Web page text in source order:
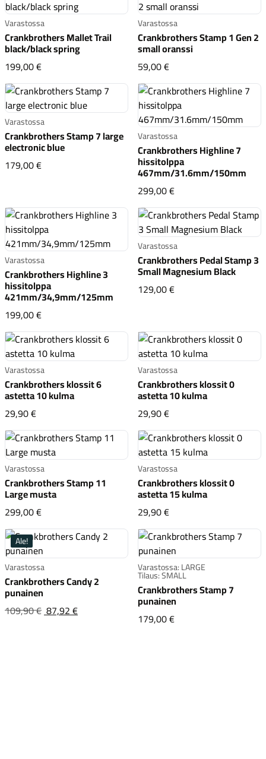
Varastossa
Crankbrothers Mallet Trail
black/black spring
199,00 €Crankbrothers Mallet Trail black/black spring
Varastossa
Crankbrothers Stamp 1 Gen 2
small oranssi
59,00 €Crankbrothers Stamp
Varastossa
Crankbrothers Stamp 7 large
electronic blue
179,00 €Crankbrothers Stamp 7 large electronic blue
Varastossa
Crankbrothers Highline 7
hissitolppa
467mm/31.6mm/150mm
299,00 €Crankbrothers
Varastossa
Crankbrothers Highline 3
hissitolppa
421mm/34,9mm/125mm
199,00 €Crankbrothers Highline 3 hissitolppa 421mm/
Varastossa
Crankbrothers Pedal Stamp 3
Small Magnesium Black
129,00 €Crankbrothers Pedal
Varastossa
Crankbrothers klossit 6
astetta 10 kulma
29,90 €Crankbrothers klossit 6 astetta 10 kulma
Varastossa
Crankbrothers klossit 0
astetta 10 kulma
29,90 €Crankbrothers klossit
Varastossa
Crankbrothers Stamp 11
Large musta
299,00 €Crankbrothers Stamp 11 Large musta
Varastossa
Crankbrothers klossit 0
astetta 15 kulma
29,90 €Crankbrothers klossit
Varastossa
Crankbrothers Candy 2
punainen
109,90 €87,92 €Crankbrothers Candy 2 punainen
Ale!
Varastossa: LARGE
Tilaus: SMALL
Crankbrothers Stamp 7
punainen
179,00 €Crankbrothers Stamp